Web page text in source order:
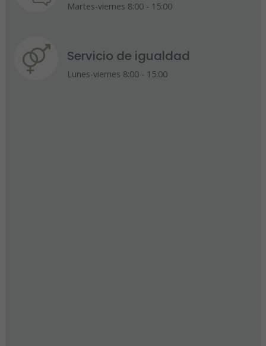
Martes-viernes 8:00 - 15:00
Servicio de igualdad
Lunes-viernes 8:00 - 15:00